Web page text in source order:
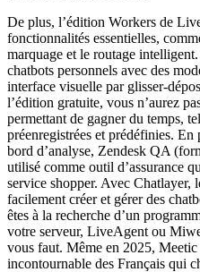
De plus, l’édition Workers de
fonctionnalités essentielles,
marquage et le routage
chatbots personnels avec des
interface visuelle par glisser-
l’édition gratuite, vous n’aurez
permettant de gagner du temps,
préenregistrées et prédéfinies.
bord d’analyse, Zendesk QA
utilisé comme outil d’assurance
service shopper. Avec Chatlayer,
facilement créer et gérer des
êtes à la recherche d’un
votre serveur, LiveAgent ou
vous faut. Même en 2025, Meetic
incontournable des Français qui